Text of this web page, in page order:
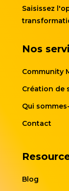
Saisissez
Nos
Community
Création de
Qui
Contact
Blog